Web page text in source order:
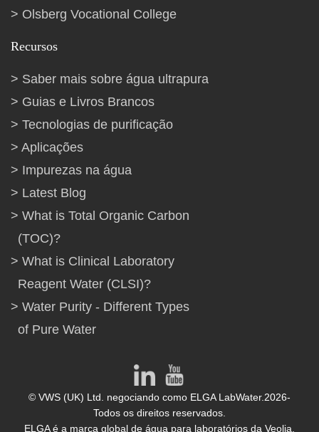
Olsberg Vocational College
Recursos
Saber mais sobre água ultrapura
Guias e Livros Brancos
Tecnologias de purificação
Aplicações
Impurezas na água
Latest Blog
What is Total Organic Carbon
(TOC)?
What is Clinical Laboratory
Reagent Water (CLSI)?
Water Purity - Different Types
of Pure Water
© VWS (UK) Ltd. negociando como ELGA LabWater.2026-
Todos os direitos reservados.
ELGA é a marca global de água para laboratórios da Veolia.